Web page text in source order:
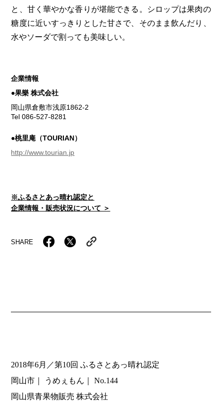
と、甘く華やかな香りが堪能できる。シロップは果肉の
糖度に近いすっきりとした甘さで、そのまま飲んだり、
水やソーダで割っても美味しい。
企業情報
●果樂 株式会社
岡山県倉敷市浅原1862-2
Tel 086-527-8281
●桃里庵（TOURIAN）
http://www.tourian.jp
※ふるさとあっ晴れ認定と
企業情報・販売状況について ＞
SHARE
2018年6月／第10回 ふるさとあっ晴れ認定
岡山市
うめぇもん
No.144
岡山県青果物販売 株式会社